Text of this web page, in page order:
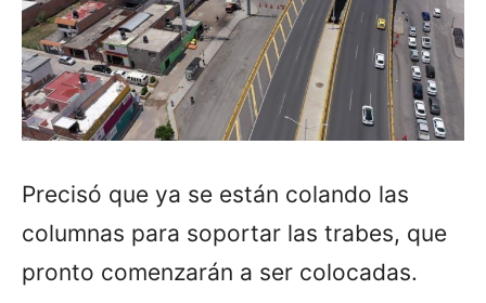
Precisó que ya se están colando las
columnas para soportar las trabes, que
pronto comenzarán a ser colocadas.